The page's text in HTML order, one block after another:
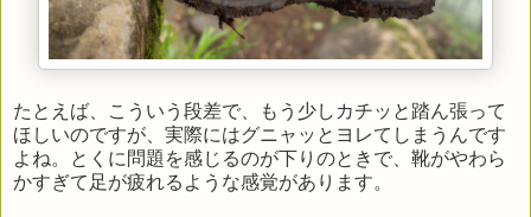
たとえば、こういう段差で、もう少しカチッと踏ん張って
ほしいのですが、実際にはグニャッとヨレてしまうんです
よね。とくに問題を感じるのが下りのときで、靴がやわら
かすぎて足が疲れるような感覚があります。